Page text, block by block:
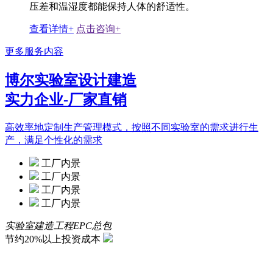
压差和温湿度都能保持人体的舒适性。
查看详情+ 点击咨询+
更多服务内容
博尔实验室设计建造
实力企业-厂家直销
高效率地定制生产管理模式，按照不同实验室的需求进行生
产，满足个性化的需求
工厂内景
工厂内景
工厂内景
工厂内景
实验室建造工程EPC总包
节约20%以上投资成本